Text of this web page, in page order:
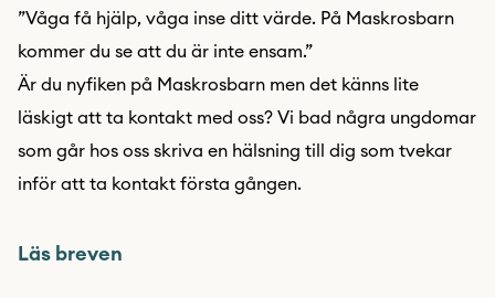
”Våga få hjälp, våga inse ditt värde. På Maskrosbarn
kommer du se att du är inte ensam.”
Är du nyfiken på Maskrosbarn men det känns lite
läskigt att ta kontakt med oss? Vi bad några ungdomar
som går hos oss skriva en hälsning till dig som tvekar
inför att ta kontakt första gången.
Läs breven